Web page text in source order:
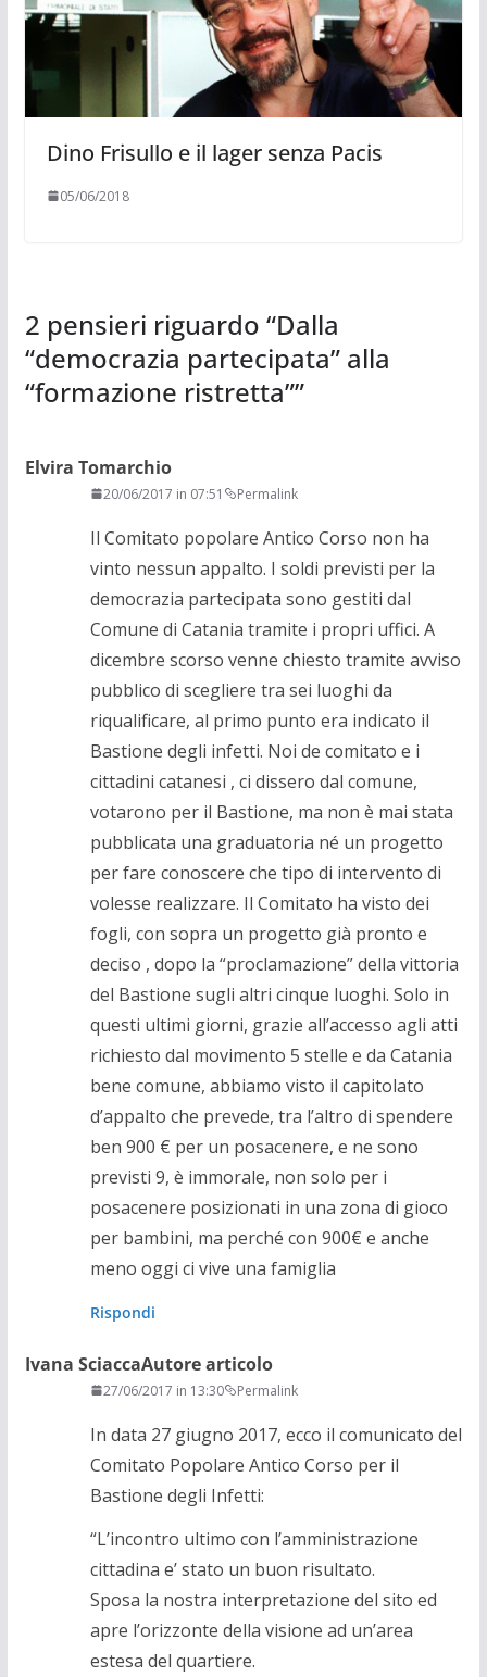
Dino Frisullo e il lager senza Pacis
05/06/2018
2 pensieri riguardo “Dalla
“democrazia partecipata” alla
“formazione ristretta””
Elvira Tomarchio
20/06/2017 in 07:51 Permalink
Il Comitato popolare Antico Corso non ha
vinto nessun appalto. I soldi previsti per la
democrazia partecipata sono gestiti dal
Comune di Catania tramite i propri uffici. A
dicembre scorso venne chiesto tramite avviso
pubblico di scegliere tra sei luoghi da
riqualificare, al primo punto era indicato il
Bastione degli infetti. Noi de comitato e i
cittadini catanesi , ci dissero dal comune,
votarono per il Bastione, ma non è mai stata
pubblicata una graduatoria né un progetto
per fare conoscere che tipo di intervento di
volesse realizzare. Il Comitato ha visto dei
fogli, con sopra un progetto già pronto e
deciso , dopo la “proclamazione” della vittoria
del Bastione sugli altri cinque luoghi. Solo in
questi ultimi giorni, grazie all’accesso agli atti
richiesto dal movimento 5 stelle e da Catania
bene comune, abbiamo visto il capitolato
d’appalto che prevede, tra l’altro di spendere
ben 900 € per un posacenere, e ne sono
previsti 9, è immorale, non solo per i
posacenere posizionati in una zona di gioco
per bambini, ma perché con 900€ e anche
meno oggi ci vive una famiglia
Rispondi
Ivana SciaccaAutore articolo
27/06/2017 in 13:30 Permalink
In data 27 giugno 2017, ecco il comunicato del
Comitato Popolare Antico Corso per il
Bastione degli Infetti:
“L’incontro ultimo con l’amministrazione
cittadina e’ stato un buon risultato.
Sposa la nostra interpretazione del sito ed
apre l’orizzonte della visione ad un’area
estesa del quartiere.